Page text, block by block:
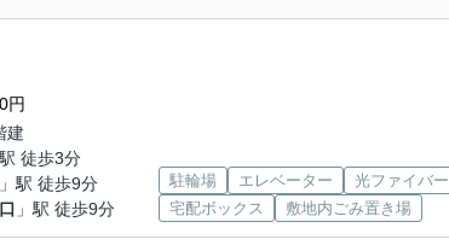
円
建
徒歩3分
」駅 徒歩9分
」駅 徒歩9分
駐輪場 エレベーター
光ファイバー
宅配ボックス
敷地内ごみ置き場